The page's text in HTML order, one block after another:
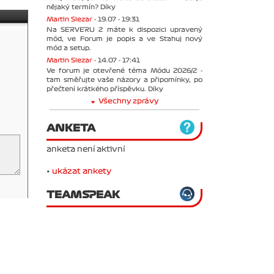
nějaký termín? Díky
Martin Slezar - 19.07 - 19:31
Na SERVERU 2 máte k dispozici upravený
mód, ve Forum je popis a ve Stahuj nový
mód a setup.
Martin Slezar - 14.07 - 17:41
Ve forum je otevřené téma Módu 2026/2 -
tam směřujte vaše názory a připomínky, po
přečtení krátkého příspěvku. Díky
Všechny zprávy
ANKETA
anketa není aktivní
• ukázat ankety
TEAMSPEAK